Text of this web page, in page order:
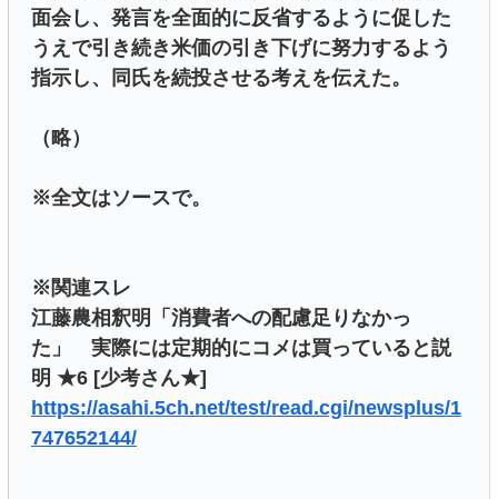
面会し、発言を全面的に反省するように促した
うえで引き続き米価の引き下げに努力するよう
指示し、同氏を続投させる考えを伝えた。
（略）
※全文はソースで。
※関連スレ
江藤農相釈明「消費者への配慮足りなかっ
た」 実際には定期的にコメは買っていると説
明 ★6 [少考さん★]
https://asahi.5ch.net/test/read.cgi/newsplus/1
747652144/